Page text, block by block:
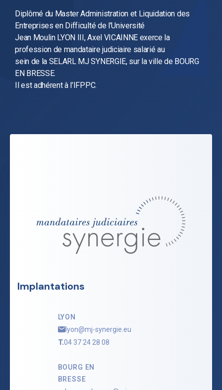
Diplômé du Master Administration et Liquidation des
Entreprises en Difficulté de l’Université
Jean Moulin LYON III, Axel VICAINNE exerce la
profession de mandataire judiciaire salarié au
sein de la SELARL MJ SYNERGIE, sur la ville de BOURG
EN BRESSE.
Il est adhérent à l’IFPPC.
Implantations
LYON
lyon@mj-synergie.eu
T.04 37 24 28 08
BOURG EN
BRESSE